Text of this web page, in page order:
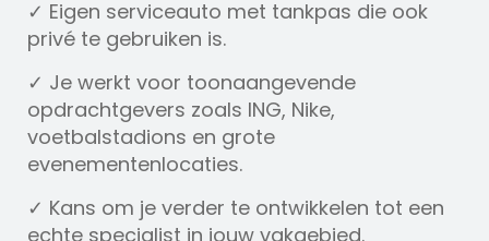
✓ Eigen serviceauto met tankpas die ook
privé te gebruiken is.
✓ Je werkt voor toonaangevende
opdrachtgevers zoals ING, Nike,
voetbalstadions en grote
evenementenlocaties.
✓ Kans om je verder te ontwikkelen tot een
echte specialist in jouw vakgebied.